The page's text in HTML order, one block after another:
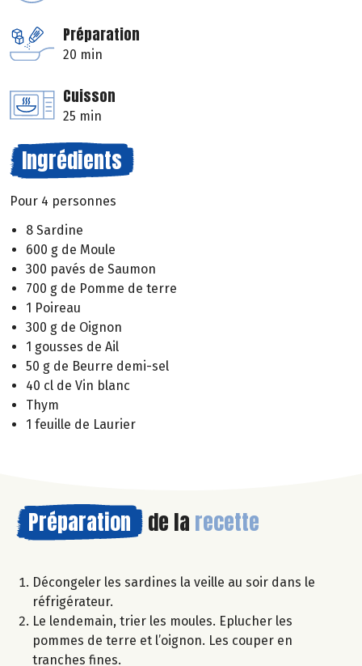
Préparation
20 min
Cuisson
25 min
Ingrédients
Pour 4 personnes
8 Sardine
600 g de Moule
300 pavés de Saumon
700 g de Pomme de terre
1 Poireau
300 g de Oignon
1 gousses de Ail
50 g de Beurre demi-sel
40 cl de Vin blanc
Thym
1 feuille de Laurier
Préparation de la recette
Décongeler les sardines la veille au soir dans le
réfrigérateur.
Le lendemain, trier les moules. Eplucher les
pommes de terre et l’oignon. Les couper en
tranches fines.